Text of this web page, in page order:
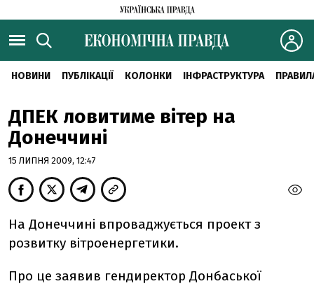
НОВИНИ ПУБЛІКАЦІЇ КОЛОНКИ ІНФРАСТРУКТУРА
ДПЕК ловитиме вітер на
Донеччині
15 ЛИПНЯ 2009, 12:47
На Донеччині впроваджується проект з
розвитку вітроенергетики.
Про це заявив гендиректор Донбаської